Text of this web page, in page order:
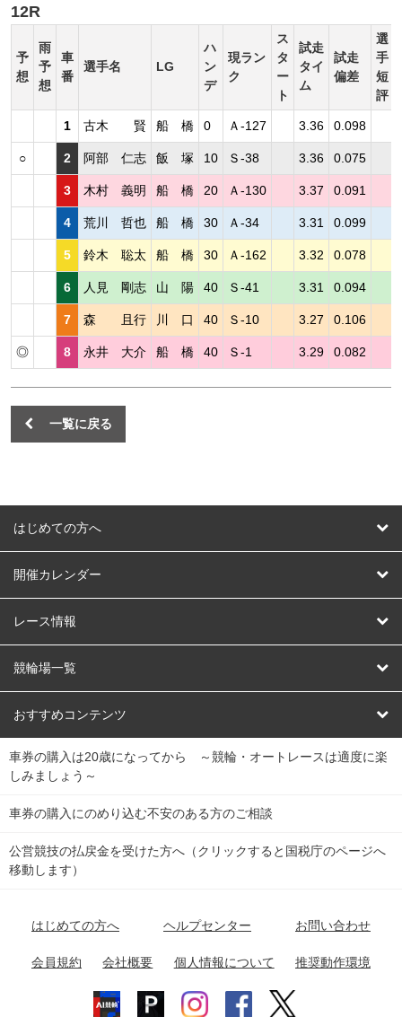
12R
予
想
雨
予
想
車
番
選手名 LG
ハ
ン
デ
現ラン
ク
ス
タ
ー
ト
試走
タイ
ム
試走
偏差
選
手
短
評
1 古木 賢 船 橋 0 Ａ-127 3.36 0.098
○ 2 阿部 仁志 飯 塚 10 Ｓ-38 3.36 0.075
3 木村 義明 船 橋 20 Ａ-130 3.37 0.091
4 荒川 哲也 船 橋 30 Ａ-34 3.31 0.099
5 鈴木 聡太 船 橋 30 Ａ-162 3.32 0.078
6 人見 剛志 山 陽 40 Ｓ-41 3.31 0.094
7 森 且行 川 口 40 Ｓ-10 3.27 0.106
◎ 8 永井 大介 船 橋 40 Ｓ-1 3.29 0.082
一覧に戻る
はじめての方へ
はじめての方へ
開催カレンダー
競輪
オートレース
競輪くじ
Dokanto!
チャリロトプラザ
レース情報
レース予想
レース結果
キャリーオーバー一覧
競輪場一覧
北日本 函館競輪場
関
東
弥彦競輪場 前橋競輪場 取手競輪場 宇都宮競輪場
関
東
小田原競輪場
名古屋競輪場 岐阜競輪場 大垣競輪場 豊橋競輪場
富山競輪場 松阪競輪場 四日市競輪場
福井競輪場 奈良競輪場 向日町競輪場
おすすめコンテンツ
競輪選手情報
Perfecta Navi
netkeirin
車券の購入は20歳になってから ～競輪・オートレースは適度に楽
しみましょう～
車券の購入にのめり込む不安のある方のご相談
公営競技の払戻金を受けた方へ（クリックすると国税庁のページへ
移動します）
はじめての方へ ヘルプセンター お問い合わせ
会員規約 会社概要 個人情報について 推奨動作環境